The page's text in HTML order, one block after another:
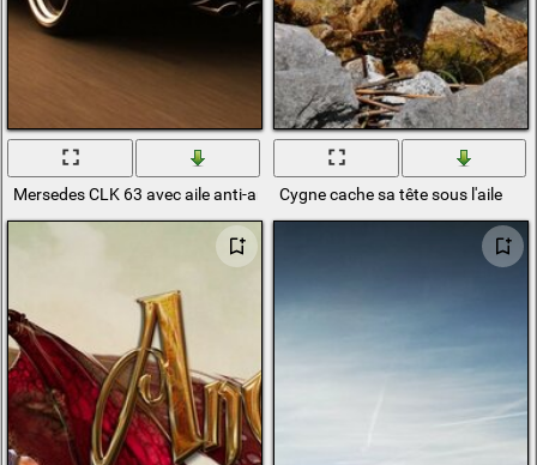
Mersedes CLK 63 avec aile anti-arrière se précipite sur l'asphalte plat
Cygne cache sa tête sous l'aile